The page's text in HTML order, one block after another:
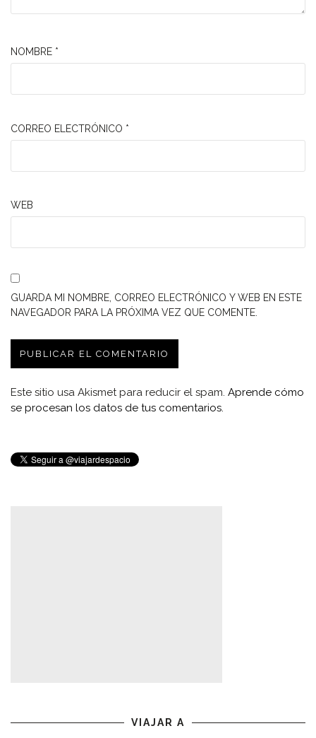
NOMBRE *
CORREO ELECTRÓNICO *
WEB
GUARDA MI NOMBRE, CORREO ELECTRÓNICO Y WEB EN ESTE
NAVEGADOR PARA LA PRÓXIMA VEZ QUE COMENTE.
Este sitio usa Akismet para reducir el spam. Aprende cómo
se procesan los datos de tus comentarios.
VIAJAR A